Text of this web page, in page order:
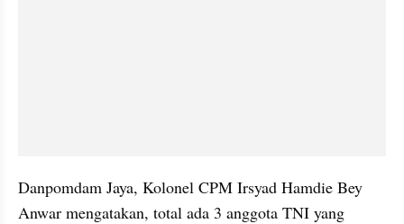
Danpomdam Jaya, Kolonel CPM Irsyad Hamdie Bey
Anwar mengatakan, total ada 3 anggota TNI yang